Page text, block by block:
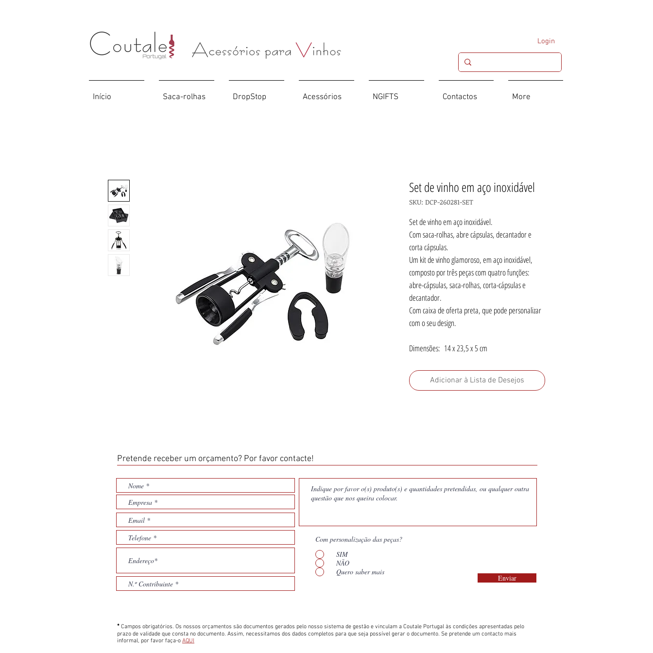
Login
Início Saca-rolhas DropStop Acessórios NGIFTS Contactos More
Set de vinho em aço inoxidável
SKU: DCP-260281-SET
Set de vinho em aço inoxidável.
Com saca-rolhas, abre cápsulas, decantador e
corta cápsulas.
Um kit de vinho glamoroso, em aço inoxidável,
composto por três peças com quatro funções:
abre-cápsulas, saca-rolhas, corta-cápsulas e
decantador.
Com caixa de oferta preta, que pode personalizar
com o seu design.
Dimensões: 14 x 23,5 x 5 cm
Adicionar à Lista de Desejos
Pretende receber um orçamento? Por favor contacte!
Com personalização das peças?
SIM
NÃO
Quero saber mais
Enviar
* Campos obrigatórios. Os nossos orçamentos são documentos gerados pelo nosso sistema de gestão e vinculam a Coutale Portugal às condições apresentadas pelo
prazo de validade que consta no documento. Assim, necessitamos dos dados completos para que seja possível gerar o documento. Se pretende um contacto mais
informal, por favor faça-o AQUI